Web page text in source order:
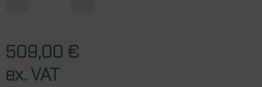
509,00 €
ex. VAT